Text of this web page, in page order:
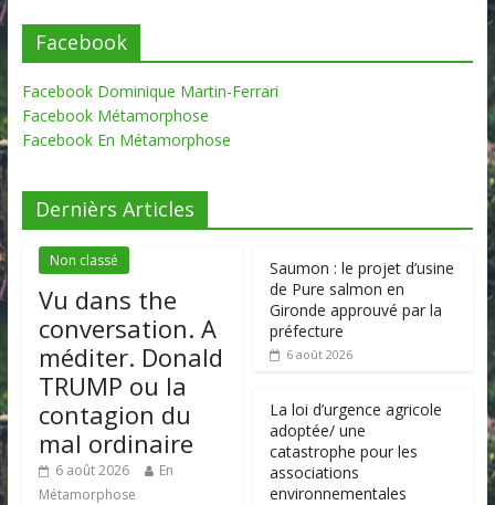
Facebook
Facebook Dominique Martin-Ferrari
Facebook Métamorphose
Facebook En Métamorphose
Dernièrs Articles
Non classé
Vu dans the
conversation. A
méditer. Donald
TRUMP ou la
contagion du
mal ordinaire
6 août 2026
En
Métamorphose
Saumon : le projet d’usine
de Pure salmon en
Gironde approuvé par la
préfecture
6 août 2026
La loi d’urgence agricole
adoptée/ une
catastrophe pour les
associations
environnementales